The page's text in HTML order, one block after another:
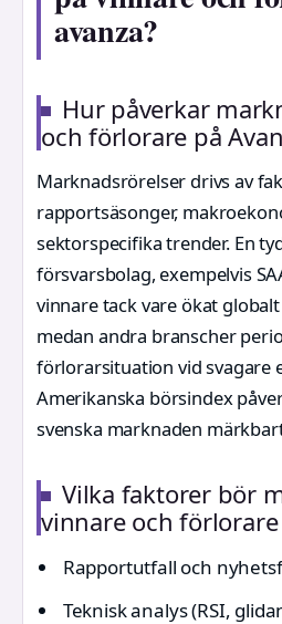
avanza?
Hur påverkar
och förlorare på
Marknadsrörelser drivs av
rapportsäsonger,
sektorspecifika trender. En
försvarsbolag, exempelvis
vinnare tack vare ökat
medan andra branscher
förlorarsituation vid svagare
Amerikanska börsindex
svenska marknaden
Vilka faktorer bör
vinnare och förlorare
Rapportutfall och
Teknisk analys (RSI,